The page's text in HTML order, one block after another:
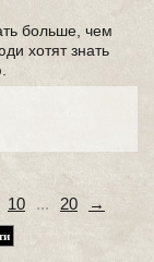
больше, чем
хотят знать
10 ... 20 →